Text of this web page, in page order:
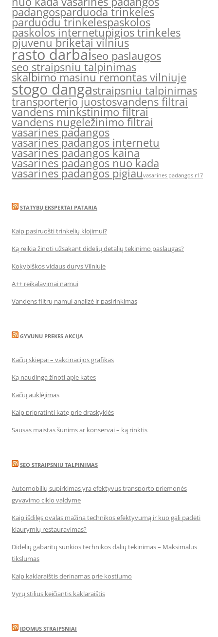
padangosparduoda trinkeles
parduodu trinkelespaskolos
paskolos internetupigios trinkeles
pjuvenu briketai vilnius
rasto darbaiseo paslaugos
seo straipsniu talpinimas
skalbimo masinu remontas vilniuje
stogo dangastraipsniu talpinimas
transporterio juostosvandens filtrai
vandens minkstinimo filtrai
vandens nugeležinimo filtrai
vasarines padangos
vasarines padangos internetu
vasarines padangos kaina
vasarines padangos nuo kada
vasarines padangos pigiauvasarines padangos r17
STATYBŲ EKSPERTAI PATARIA
Kaip pasiruošti trinkelių klojimui?
Ką reikia žinoti užsakant didelių detalių tekinimo paslaugas?
Kokybiškos vidaus durys Vilniuje
A++ reikalavimai namui
Vandens filtrų namui analizė ir pasirinkimas
GYVUNU PREKES AKCIJA
Kačių skiepai – vakcinacijos grafikas
Ką naudinga žinoti apie kates
Kačių auklėjimas
Kaip pripratinti katę prie draskyklės
Sausas maistas šunims ar konservai – ką rinktis
SEO STRAIPSNIU TALPINIMAS
Automobilių supirkimas yra efektyvus transporto priemonės
gyvavimo ciklo valdyme
Kaip išdilęs ovalas mažina technikos efektyvumą ir kuo gali padėti
kiaurymių restauravimas?
Didelių gabaritų sunkios technikos dalių tekinimas – Maksimalus
tikslumas
Kaip kaklaraištis derinamas prie kostiumo
Vyrų stilius keičiantis kaklaraištis
IDOMUS STRAIPSNIAI